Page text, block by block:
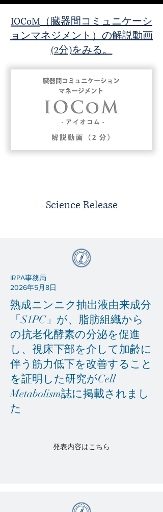
な研究構想が、国の公的な競争的研究資金制度
ます。 なお、本研究プロジェクトの管理および
研究費の執行は、研究代表者
IOCoM（臓器間コミュニケーシ
ョンマネジメント）の解説動画
(2分)をみる。
Science Release
IRPA事務局
2026年5月8日
熟成ニンニク抽出液由来成分
「S1PC」が、脂肪組織から
の抗老化酵素の分泌を促進
し、視床下部を介して加齢に
伴う筋力低下を改善すること
を証明した研究がCell
Metabolism誌に掲載されまし
た
発表内容はこちら